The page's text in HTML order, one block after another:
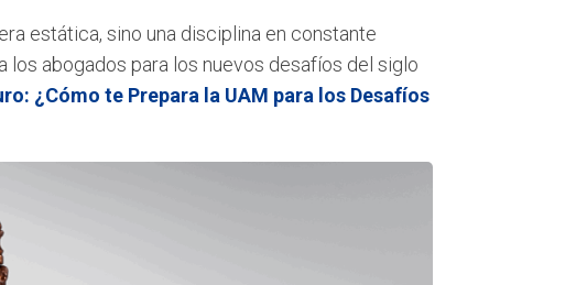
estática, sino una disciplina en constante
abogados para los nuevos desafíos del siglo
¿Cómo te Prepara la UAM para los Desafíos